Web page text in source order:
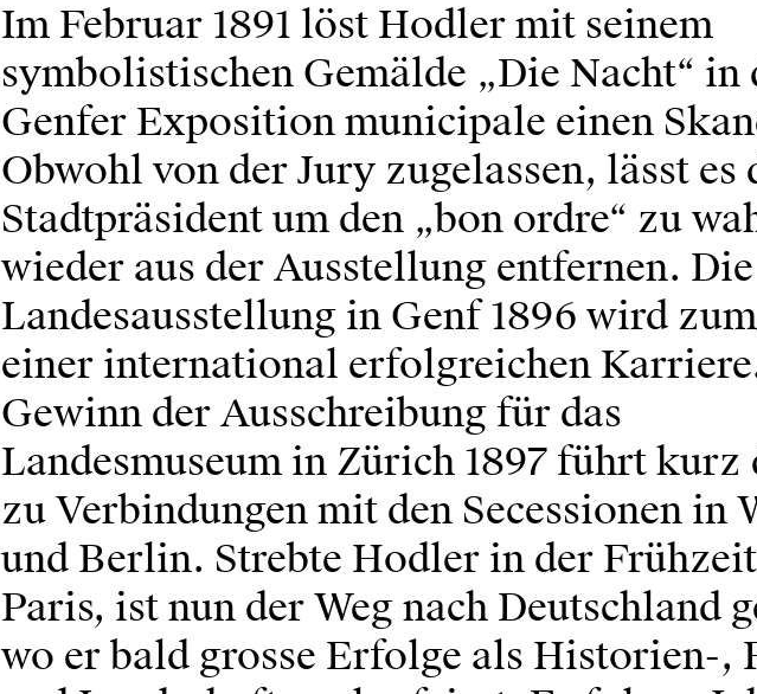
Im Februar 1891 löst Hodler mit seinem
symbolistischen Gemälde „Die Nacht“ in
Genfer Exposition municipale einen
Obwohl von der Jury zugelassen, lässt es
Stadtpräsident um den „bon ordre“ zu
wieder aus der Ausstellung entfernen. Die
Landesausstellung in Genf 1896 wird
einer international erfolgreichen
Gewinn der Ausschreibung für das
Landesmuseum in Zürich 1897 führt kurz
zu Verbindungen mit den Secessionen in
und Berlin. Strebte Hodler in der
Paris, ist nun der Weg nach Deutschland
wo er bald grosse Erfolge als Historien-,